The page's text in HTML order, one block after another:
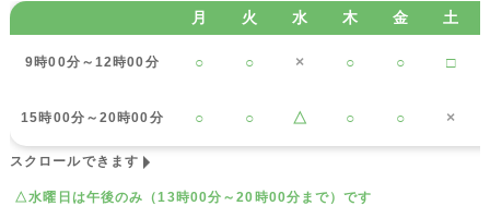
月
火 水 木 金 土
9時00分～12時00分 ○ ○ × ○ ○ □
15時00分～20時00分 ○ ○ △ ○ ○ ×
スクロールできます
△水曜日は午後のみ（13時00分～20時00分まで）です